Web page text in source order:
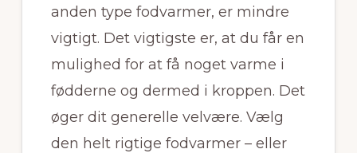
anden type fodvarmer, er mindre
vigtigt. Det vigtigste er, at du får en
mulighed for at få noget varme i
fødderne og dermed i kroppen. Det
øger dit generelle velvære. Vælg
den helt rigtige fodvarmer – eller